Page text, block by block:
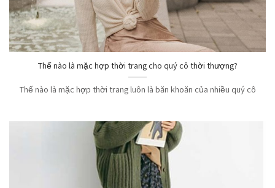
Thế nào là mặc hợp thời trang cho quý cô thời thượng?
Thế nào là mặc hợp thời trang luôn là băn khoăn của nhiều quý cô